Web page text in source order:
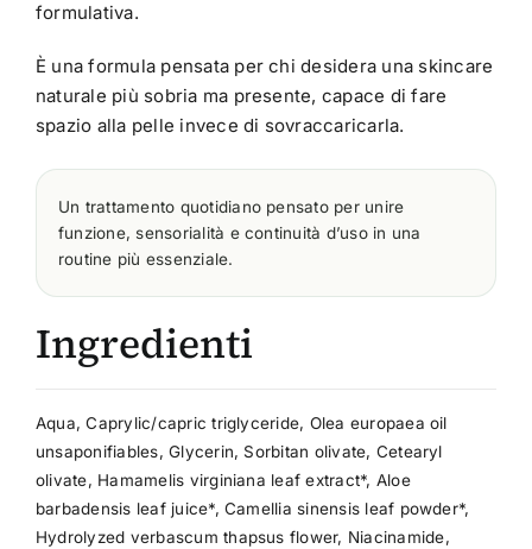
formulativa.
È una formula pensata per chi desidera una skincare
naturale più sobria ma presente, capace di fare
spazio alla pelle invece di sovraccaricarla.
Un trattamento quotidiano pensato per unire
funzione, sensorialità e continuità d’uso in una
routine più essenziale.
Ingredienti
Aqua, Caprylic/capric triglyceride, Olea europaea oil
unsaponifiables, Glycerin, Sorbitan olivate, Cetearyl
olivate, Hamamelis virginiana leaf extract*, Aloe
barbadensis leaf juice*, Camellia sinensis leaf powder*,
Hydrolyzed verbascum thapsus flower, Niacinamide,